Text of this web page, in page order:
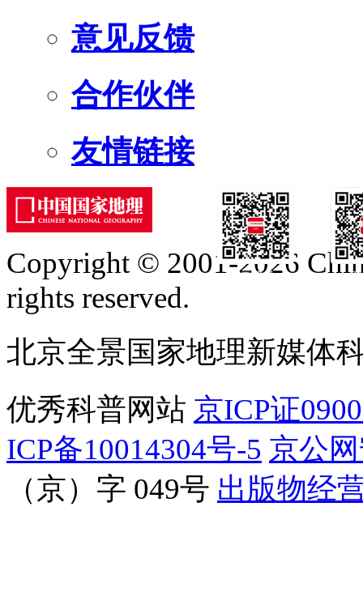
意见反馈
合作伙伴
友情链接
订阅号
Copyright © 2001-2026
rights reserved.
北京全景国家地理新媒体
优秀科普网站 京ICP证
ICP备10014304号-5 京公
（京）字 049号 出版物经